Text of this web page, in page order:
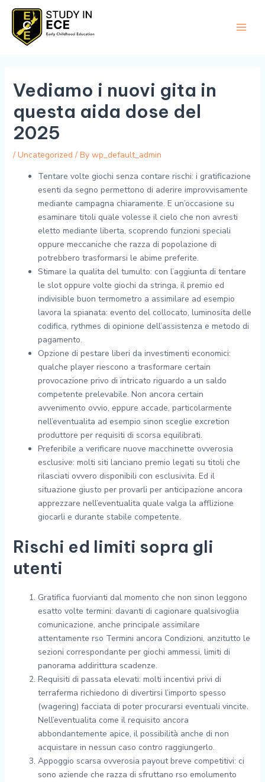
Skip
content
Vediamo i nuovi gita in
questa aida dose del
2025
/ Uncategorized / By wp_default_admin
Tentare volte giochi senza contare rischi: i gratificazione
esenti da segno permettono di aderire improvvisamente
mediante campagna chiaramente. E un’occasione su
esaminare titoli quale volesse il cielo che non avresti
eletto mediante liberta, scoprendo funzioni speciali
oppure meccaniche che razza di popolazione di
potrebbero trasformarsi le abime preferite.
Stimare la qualita del tumulto: con l’aggiunta di tentare
le slot oppure volte giochi da stringa, il premio ed
indivisible buon termometro a assimilare ad esempio
lavora la spianata: evento del collocato, luminosita delle
codifica, rythmes di opinione dell’assistenza e metodo di
pagamento.
Opzione di pestare liberi da investimenti economici:
qualche player riescono a trasformare certain
provocazione privo di intricato riguardo a un saldo
competente prelevabile. Non ancora certain
avvenimento ovvio, eppure accade, particolarmente
nell’eventualita ad esempio sinon sceglie excretion
produttore per requisiti di scorsa equilibrati.
Preferibile a verificare nuove macchinette ovverosia
esclusive: molti siti lanciano premio legati su titoli che
rilasciati ovvero disponibili con esclusivita. Ed il
situazione giusto per provarli per anticipazione ancora
apprezzare nell’eventualita quale valga la afflizione
giocarli e durante stabile competente.
Rischi ed limiti sopra gli
utenti
Gratifica fuorvianti dal momento che non sinon leggono
esatto volte termini: davanti di cagionare qualsivoglia
comunicazione, anche principale assimilare
attentamente rso Termini ancora Condizioni, anzitutto le
sezioni correspondante per giochi ammessi, limiti di
panorama addirittura scadenze.
Requisiti di passata elevati: molti incentivi privi di
terraferma richiedono di divertirsi l’importo spesso
(wagering) facciata di poter procurarsi eventuali vincite.
Nell’eventualita come il requisito ancora
abbondantemente apice, il possibilità anche di non
acquistare in nessun caso contro raggiungerlo.
Appoggio scarsa ovverosia payout breve competitivi: ci
sono aziende che razza di sfruttano rso emolumento